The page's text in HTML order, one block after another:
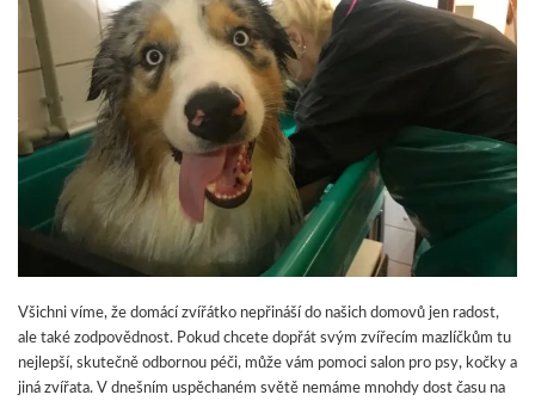
Všichni víme, že domácí zvířátko nepřináší do našich domovů jen radost,
ale také zodpovědnost. Pokud chcete dopřát svým zvířecím mazlíčkům tu
nejlepší, skutečně odbornou péči, může vám pomoci salon pro psy, kočky a
jiná zvířata. V dnešním uspěchaném světě nemáme mnohdy dost času na